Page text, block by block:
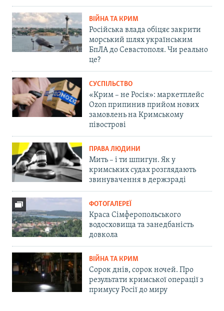
ВІЙНА ТА КРИМ
Російська влада обіцяє закрити
морський шлях українським
БпЛА до Севастополя. Чи реально
це?
СУСПІЛЬСТВО
«Крим – не Росія»: маркетплейс
Ozon припинив прийом нових
замовлень на Кримському
півострові
ПРАВА ЛЮДИНИ
Мить – і ти шпигун. Як у
кримських судах розглядають
звинувачення в держзраді
ФОТОГАЛЕРЕЇ
Краса Сімферопольського
водосховища та занедбаність
довкола
ВІЙНА ТА КРИМ
Сорок днів, сорок ночей. Про
результати кримської операції з
примусу Росії до миру